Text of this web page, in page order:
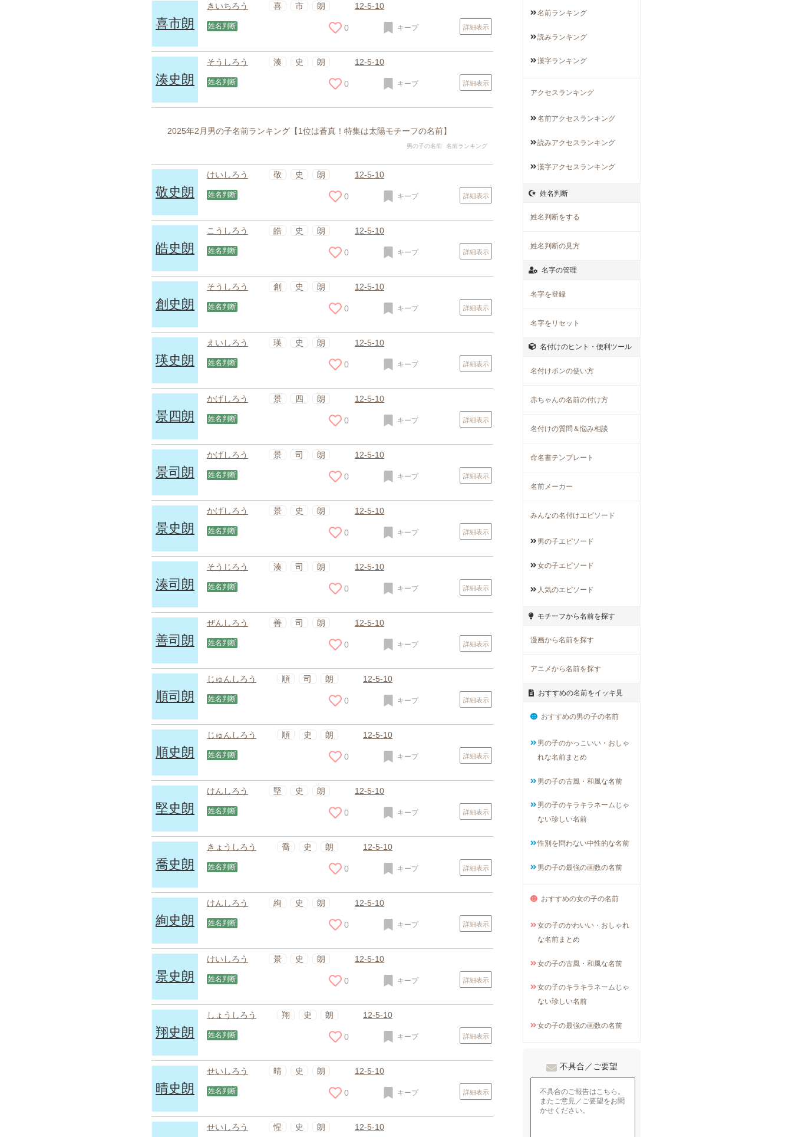
喜市朗
きいちろう 喜 市 朗 12-5-10
姓名判断 0 キープ 詳細表示
湊史朗
そうしろう 湊 史 朗 12-5-10
姓名判断 0 キープ 詳細表示
2025年2月男の子名前ランキング【1位は蒼真！特集は太陽モチーフの名前】
男の子の名前 名前ランキング
敬史朗
けいしろう 敬 史 朗 12-5-10
姓名判断 0 キープ 詳細表示
皓史朗
こうしろう 皓 史 朗 12-5-10
姓名判断 0 キープ 詳細表示
創史朗
そうしろう 創 史 朗 12-5-10
姓名判断 0 キープ 詳細表示
瑛史朗
えいしろう 瑛 史 朗 12-5-10
姓名判断 0 キープ 詳細表示
景四朗
かげしろう 景 四 朗 12-5-10
姓名判断 0 キープ 詳細表示
景司朗
かげしろう 景 司 朗 12-5-10
姓名判断 0 キープ 詳細表示
景史朗
かげしろう 景 史 朗 12-5-10
姓名判断 0 キープ 詳細表示
湊司朗
そうじろう 湊 司 朗 12-5-10
姓名判断 0 キープ 詳細表示
善司朗
ぜんしろう 善 司 朗 12-5-10
姓名判断 0 キープ 詳細表示
順司朗
じゅんしろう 順 司 朗 12-5-10
姓名判断 0 キープ 詳細表示
順史朗
じゅんしろう 順 史 朗 12-5-10
姓名判断 0 キープ 詳細表示
堅史朗
けんしろう 堅 史 朗 12-5-10
姓名判断 0 キープ 詳細表示
喬史朗
きょうしろう 喬 史 朗 12-5-10
姓名判断 0 キープ 詳細表示
絢史朗
けんしろう 絢 史 朗 12-5-10
姓名判断 0 キープ 詳細表示
景史朗
けいしろう 景 史 朗 12-5-10
姓名判断 0 キープ 詳細表示
翔史朗
しょうしろう 翔 史 朗 12-5-10
姓名判断 0 キープ 詳細表示
晴史朗
せいしろう 晴 史 朗 12-5-10
姓名判断 0 キープ 詳細表示
せいしろう 惺 史 朗 12-5-10
名前ランキング
読みランキング
漢字ランキング
アクセスランキング
名前アクセスランキング
読みアクセスランキング
漢字アクセス ランキング
姓名判断
姓名判断をする
姓名判断の見方
名字の管理
名字を登録
名字をリセット
名付けのヒント・便利ツール
名付けポンの使い方
赤ちゃんの名前の付け方
名付けの質問＆悩み相談
命名書テンプレート
名前メーカー
みんなの名付けエピソード
男の子エピソード
女の子エピソード
人気のエピソード
モチーフから名前を探す
漫画から名前を探す
アニメから名前を探す
おすすめの名前をイッキ見
おすすめの男の子の名前
男の子のかっこいい・おしゃ
れな名前まとめ
男の子の古風・和風な名前
男の子のキラキラネームじゃ
ない珍しい名前
性別を問わない中性的な名前
男の子の最強の画数の名前
おすすめの女の子の名前
女の子のかわいい・おしゃれ
な名前まとめ
女の子の古風・和風な名前
女の子のキラキラネームじゃ
ない珍しい名前
女の子の最強の画数の名前
不具合／ご要望